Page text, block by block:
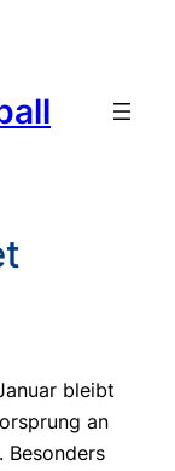
bleibt
an
Besonders